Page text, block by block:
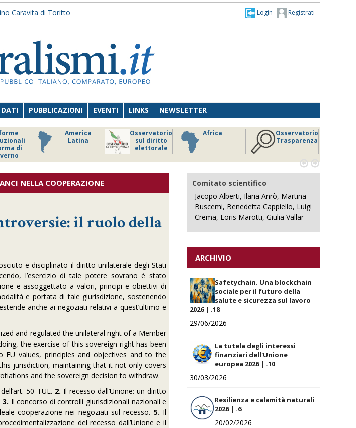
Caravita di Toritto Registrati
Login
DATI PUBBLICAZIONI EVENTI LINKS NEWSLETTER
di
America
Latina
Osservatorio
sul diritto
elettorale
Africa
Osservatorio
Trasparenza
 
NELLA COOPERAZIONE
il ruolo della
e disciplinato il diritto unilaterale degli Stati
l’esercizio di tale potere sovrano è stato
e assoggettato a valori, principi e obiettivi di
e portata di tale giurisdizione, sostenendo
anche ai negoziati relativi a quest’ultimo e
and regulated the unilateral right of a Member
the exercise of this sovereign right has been
values, principles and objectives and to the
jurisdiction, maintaining that it not only covers
and the sovereign decision to withdraw.
50 TUE. 2. Il recesso dall’Unione: un diritto
3. Il concorso di controlli giurisdizionali nazionali e
cooperazione nei negoziati sul recesso. 5. Il
del recesso dall’Unione e il
Comitato scientifico
Jacopo Alberti, Ilaria Anrò, Martina
Buscemi, Benedetta Cappiello, Luigi
Crema, Loris Marotti, Giulia Vallar
ARCHIVIO
Safetychain. Una blockchain
sociale per il futuro della
salute e sicurezza sul lavoro
2026 | .18
29/06/2026
La tutela degli interessi
finanziari dell'Unione
europea 2026 | .10
30/03/2026
Resilienza e calamità naturali
2026 | .6
20/02/2026